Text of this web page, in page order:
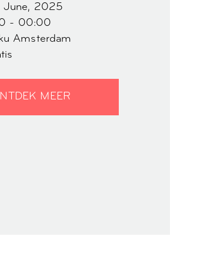
June, 2025
- 00:00
Amsterdam
MEER